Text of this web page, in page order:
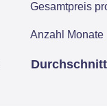
Gesamtpreis
Anzahl Monate